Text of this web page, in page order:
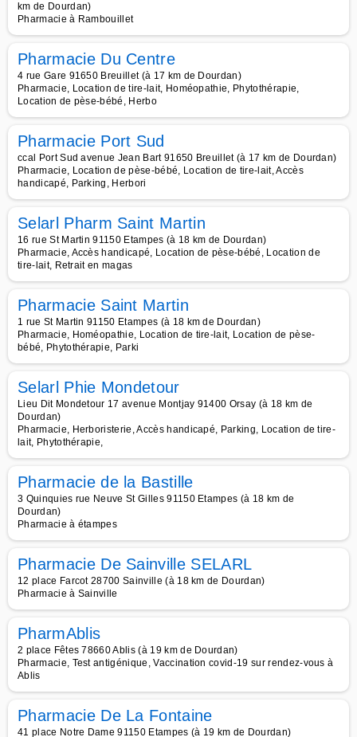
km de Dourdan)
Pharmacie à Rambouillet
Pharmacie Du Centre
4 rue Gare 91650 Breuillet (à 17 km de Dourdan)
Pharmacie, Location de tire-lait, Homéopathie, Phytothérapie,
Location de pèse-bébé, Herbo
Pharmacie Port Sud
ccal Port Sud avenue Jean Bart 91650 Breuillet (à 17 km de Dourdan)
Pharmacie, Location de pèse-bébé, Location de tire-lait, Accès
handicapé, Parking, Herbori
Selarl Pharm Saint Martin
16 rue St Martin 91150 Etampes (à 18 km de Dourdan)
Pharmacie, Accès handicapé, Location de pèse-bébé, Location de
tire-lait, Retrait en magas
Pharmacie Saint Martin
1 rue St Martin 91150 Etampes (à 18 km de Dourdan)
Pharmacie, Homéopathie, Location de tire-lait, Location de pèse-
bébé, Phytothérapie, Parki
Selarl Phie Mondetour
Lieu Dit Mondetour 17 avenue Montjay 91400 Orsay (à 18 km de
Dourdan)
Pharmacie, Herboristerie, Accès handicapé, Parking, Location de tire-
lait, Phytothérapie,
Pharmacie de la Bastille
3 Quinquies rue Neuve St Gilles 91150 Etampes (à 18 km de
Dourdan)
Pharmacie à étampes
Pharmacie De Sainville SELARL
12 place Farcot 28700 Sainville (à 18 km de Dourdan)
Pharmacie à Sainville
PharmAblis
2 place Fêtes 78660 Ablis (à 19 km de Dourdan)
Pharmacie, Test antigénique, Vaccination covid-19 sur rendez-vous à
Ablis
Pharmacie De La Fontaine
41 place Notre Dame 91150 Etampes (à 19 km de Dourdan)